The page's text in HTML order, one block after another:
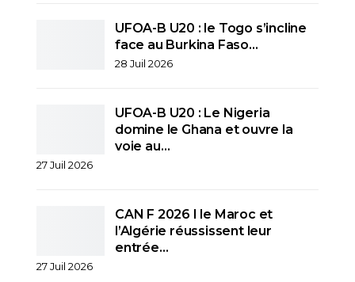
UFOA-B U20 : le Togo s’incline
face au Burkina Faso…
28 Juil 2026
UFOA-B U20 : Le Nigeria
domine le Ghana et ouvre la
voie au…
27 Juil 2026
CAN F 2026 I le Maroc et
l’Algérie réussissent leur
entrée…
27 Juil 2026